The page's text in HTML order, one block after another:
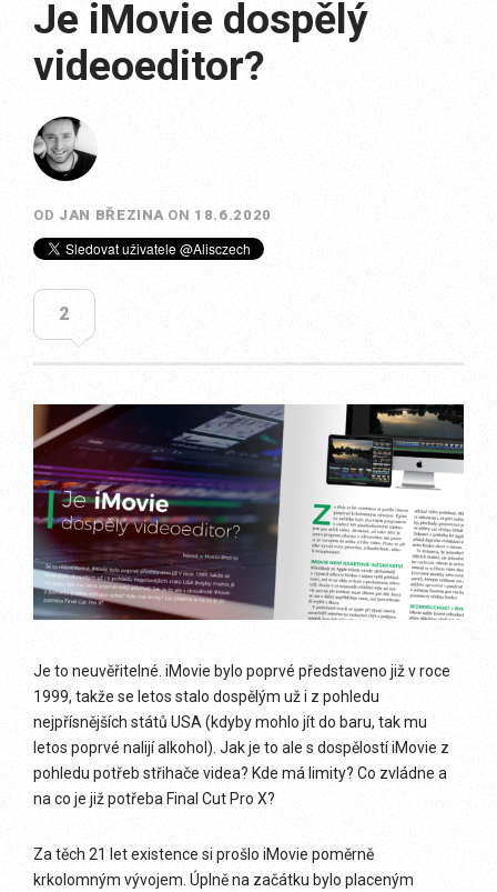
Je iMovie dospělý
videoeditor?
OD JAN BŘEZINA ON 18.6.2020
2
Je to neuvěřitelné. iMovie bylo poprvé představeno již v roce
1999, takže se letos stalo dospělým už i z pohledu
nejpřísnějších států USA (kdyby mohlo jít do baru, tak mu
letos poprvé nalijí alkohol). Jak je to ale s dospělostí iMovie z
pohledu potřeb střihače videa? Kde má limity? Co zvládne a
na co je již potřeba Final Cut Pro X?
Za těch 21 let existence si prošlo iMovie poměrně
krkolomným vývojem. Úplně na začátku bylo placeným